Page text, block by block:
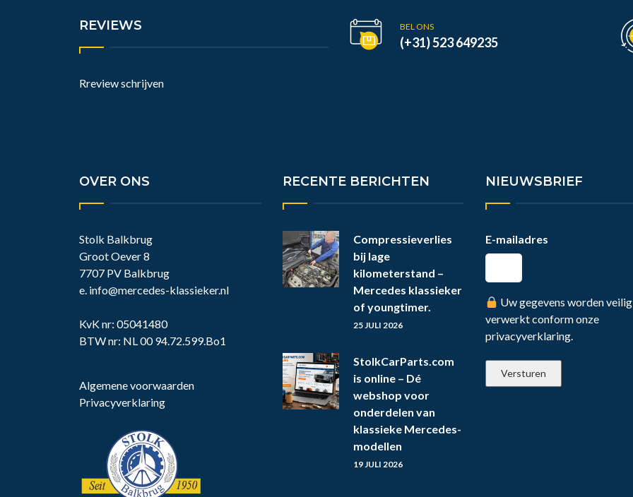
REVIEWS
Rreview schrijven
BEL ONS
(+31) 523 649235
OVER ONS
Stolk Balkbrug
Groot Oever 8
7707 PV Balkbrug
e. info@mercedes-klassieker.nl
KvK nr: 05041480
BTW nr: NL 00 94.72.599.Bo1
Algemene voorwaarden
Privacyverklaring
RECENTE BERICHTEN
Compressieverlies
bij lage
kilometerstand –
Mercedes klassieker
of youngtimer.
25 JULI 2026
StolkCarParts.com
is online – Dé
webshop voor
onderdelen van
klassieke Mercedes-
modellen
19 JULI 2026
NIEUWSBRIEF
E-mailadres
Uw gegevens worden veilig
verwerkt conform onze
privacyverklaring.